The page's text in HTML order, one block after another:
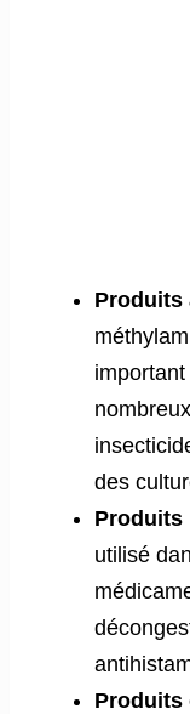
Produits
des
Produits
utilisé
Produits